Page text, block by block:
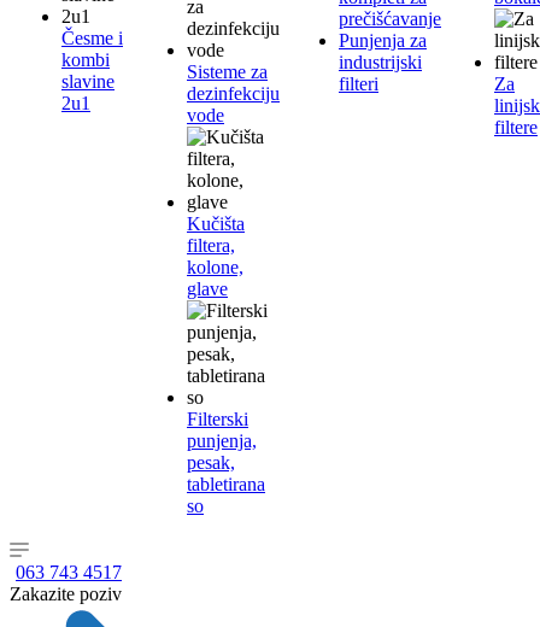
Česme i
kombi
slavine
2u1
Sisteme za
dezinfekciju
vode
Kučišta
filtera,
kolone,
glave
Filterski
punjenja,
pesak,
tabletirana
so
prečišćavanje
Punjenja za
industrijski
filteri
Za
filtere
063 743 4517
Zakazite poziv